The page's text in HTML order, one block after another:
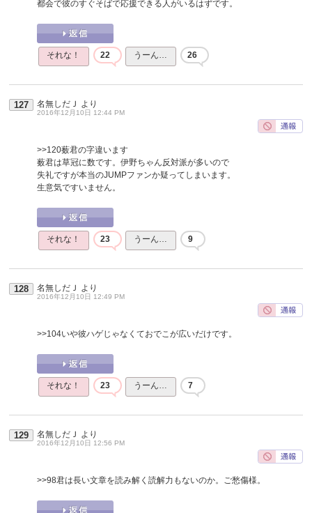
都会で彼のすぐそばで応援できる人がいるはずです。
それな！ 22 うーん… 26
127 名無しだＪ より
2016年12月10日 12:44 PM
>>120薮君の字違います
薮君は草冠に数です。伊野ちゃん反対派が多いので
失礼ですが本当のJUMPファンか疑ってしまいます。
生意気ですいません。
それな！ 23 うーん… 9
128 名無しだＪ より
2016年12月10日 12:49 PM
>>104いや彼ハゲじゃなくておでこが広いだけです。
それな！ 23 うーん… 7
129 名無しだＪ より
2016年12月10日 12:56 PM
>>98君は長い文章を読み解く読解力もないのか。ご愁傷様。